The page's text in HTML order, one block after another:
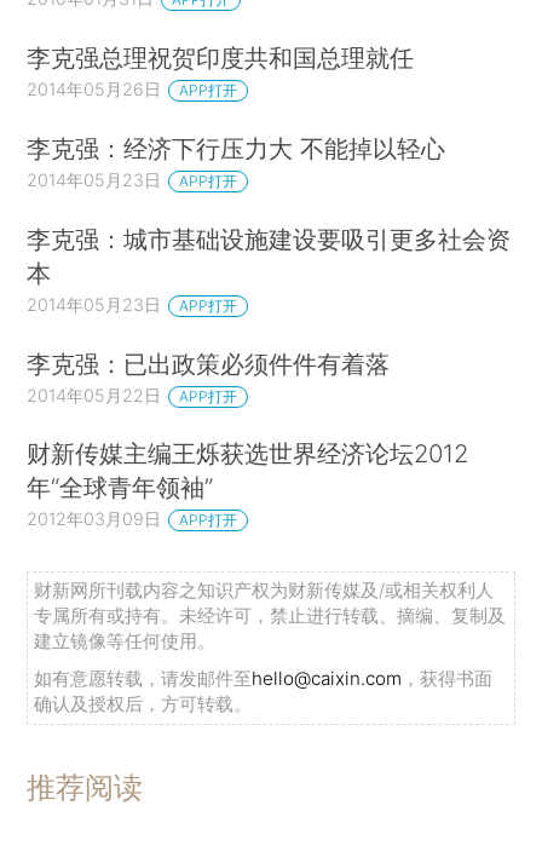
李克强总理祝贺印度共和国总理就任
2014年05月26日 APP打开
李克强：经济下行压力大 不能掉以轻心
2014年05月23日 APP打开
李克强：城市基础设施建设要吸引更多社会资
本
2014年05月23日 APP打开
李克强：已出政策必须件件有着落
2014年05月22日 APP打开
财新传媒主编王烁获选世界经济论坛2012
年“全球青年领袖”
2012年03月09日 APP打开
财新网所刊载内容之知识产权为财新传媒及/或相关权利人
专属所有或持有。未经许可，禁止进行转载、摘编、复制及
建立镜像等任何使用。
如有意愿转载，请发邮件至hello@caixin.com ，获得书面
确认及授权后，方可转载。
推荐阅读